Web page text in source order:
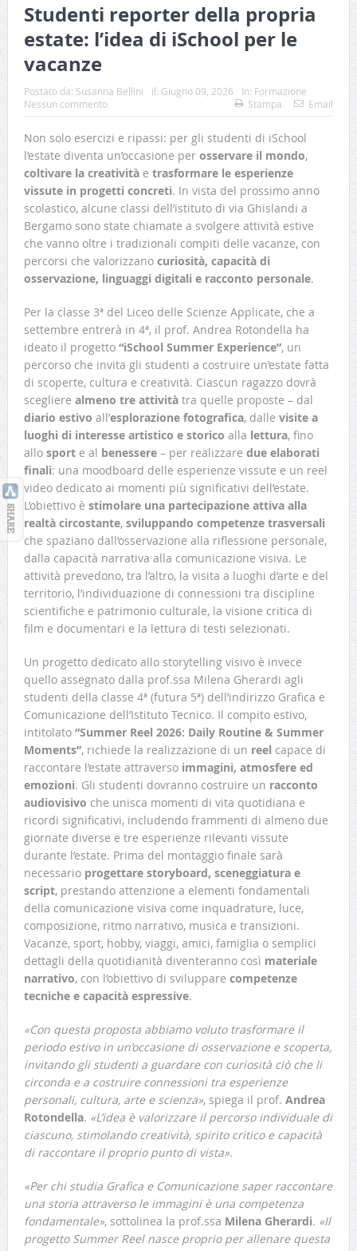
Studenti reporter della propria
estate: l’idea di iSchool per le
vacanze
Postato da: Susanna Bellini il: Giugno 09, 2026 In: Formazione
Nessun commento
Stampa Email
Non solo esercizi e ripassi: per gli studenti di iSchool
l’estate diventa un’occasione per osservare il mondo,
coltivare la creativitàe trasformare le esperienze
vissute in progetti concreti. In vista del prossimo anno
scolastico, alcune classi dell’istituto di via Ghislandi a
Bergamo sono state chiamate a svolgere attività estive
che vanno oltre i tradizionali compiti delle vacanze, con
percorsi che valorizzano curiosità, capacità di
osservazione, linguaggi digitali e racconto personale.
Per la classe 3ª del Liceo delle Scienze Applicate, che a
settembre entrerà in 4ª, il prof. Andrea Rotondella ha
ideato il progetto “iSchool Summer Experience”, un
percorso che invita gli studenti a costruire un’estate fatta
di scoperte, cultura e creatività. Ciascun ragazzo dovrà
scegliere almeno tre attivitàtra quelle proposte – dal
diario estivo all’esplorazione fotografica, dalle visite a
luoghi di interesse artistico e storico alla lettura, fino
allo sport e al benessere– per realizzare due elaborati
finali: una moodboard delle esperienze vissute e un reel
video dedicato ai momenti più significativi dell’estate.
L’obiettivo è stimolare una partecipazione attiva alla
realtà circostante, sviluppando competenze trasversali
che spaziano dall’osservazione alla riflessione personale,
dalla capacità narrativa alla comunicazione visiva. Le
attività prevedono, tra l’altro, la visita a luoghi d’arte e del
territorio, l’individuazione di connessioni tra discipline
scientifiche e patrimonio culturale, la visione critica di
film e documentari e la lettura di testi selezionati.
Un progetto dedicato allo storytelling visivo è invece
quello assegnato dalla prof.ssa Milena Gherardi agli
studenti della classe 4ª (futura 5ª) dell’indirizzo Grafica e
Comunicazione dell’Istituto Tecnico. Il compito estivo,
intitolato “Summer Reel 2026: Daily Routine & Summer
Moments”, richiede la realizzazione di un reel capace di
raccontare l’estate attraverso immagini, atmosfere ed
emozioni. Gli studenti dovranno costruire un racconto
audiovisivo che unisca momenti di vita quotidiana e
ricordi significativi, includendo frammenti di almeno due
giornate diverse e tre esperienze rilevanti vissute
durante l’estate. Prima del montaggio finale sarà
necessario progettare storyboard, sceneggiatura e
script, prestando attenzione a elementi fondamentali
della comunicazione visiva come inquadrature, luce,
composizione, ritmo narrativo, musica e transizioni.
Vacanze, sport, hobby, viaggi, amici, famiglia o semplici
dettagli della quotidianità diventeranno così materiale
narrativo, con l’obiettivo di sviluppare competenze
tecniche e capacità espressive.
«Con questa proposta abbiamo voluto trasformare il
periodo estivo in un’occasione di osservazione e scoperta,
invitando gli studenti a guardare con curiosità ciò che li
circonda e a costruire connessioni tra esperienze
personali, cultura, arte e scienza», spiega il prof. Andrea
Rotondella. «L’idea è valorizzare il percorso individuale di
ciascuno, stimolando creatività, spirito critico e capacità
di raccontare il proprio punto di vista».
«Per chi studia Grafica e Comunicazione saper raccontare
una storia attraverso le immagini è una competenza
fondamentale», sottolinea la prof.ssa Milena Gherardi. «Il
progetto Summer Reel nasce proprio per allenare questa